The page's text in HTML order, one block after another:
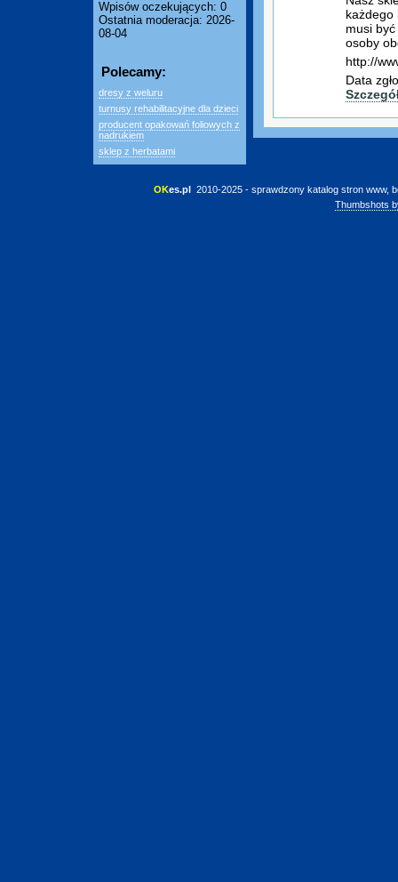
Wpisów oczekujących: 0
Ostatnia moderacja: 2026-
08-04
Polecamy:
dresy z weluru
turnusy rehabilitacyjne dla dzieci
producent opakowań foliowych z
nadrukiem
sklep z herbatami
każdego
musi
osoby
http://
Data
OKes.pl 2010-2025 - sprawdzony katalog stron www,
Thumbshots